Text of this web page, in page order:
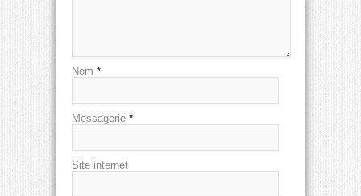
Nom *
Messagerie *
Site internet